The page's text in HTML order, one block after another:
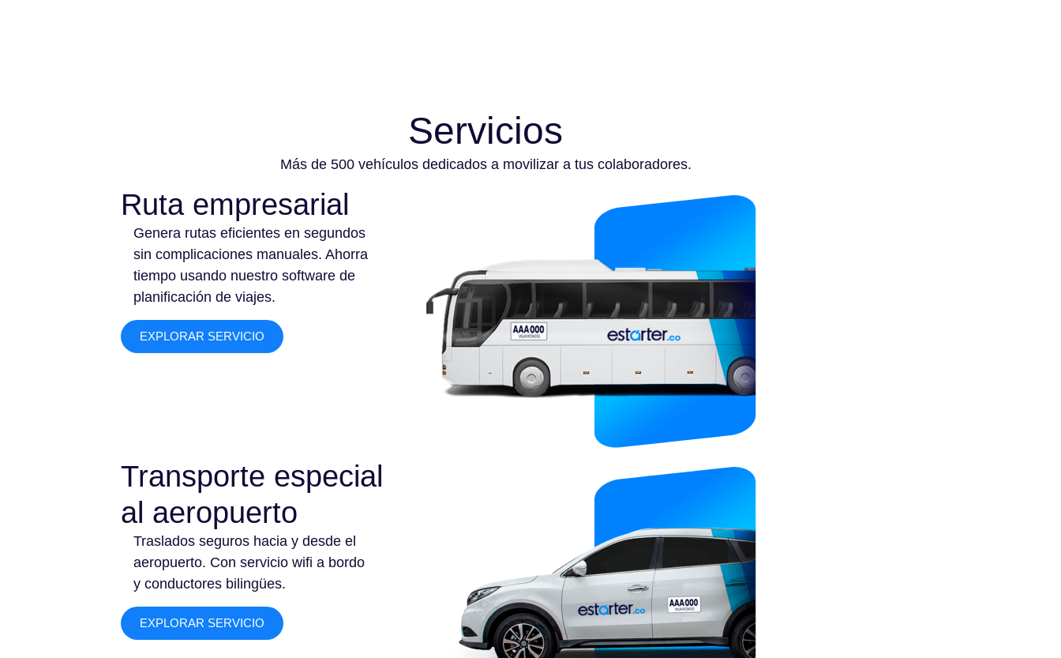
Servicios
Más de 500 vehículos dedicados a movilizar a tus colaboradores.
Ruta empresarial
Genera rutas eficientes en segundos
sin complicaciones manuales. Ahorra
tiempo usando nuestro software de
planificación de viajes.
EXPLORAR SERVICIO
Transporte especial
al aeropuerto
Traslados seguros hacia y desde el
aeropuerto. Con servicio wifi a bordo
y conductores bilingües.
EXPLORAR SERVICIO